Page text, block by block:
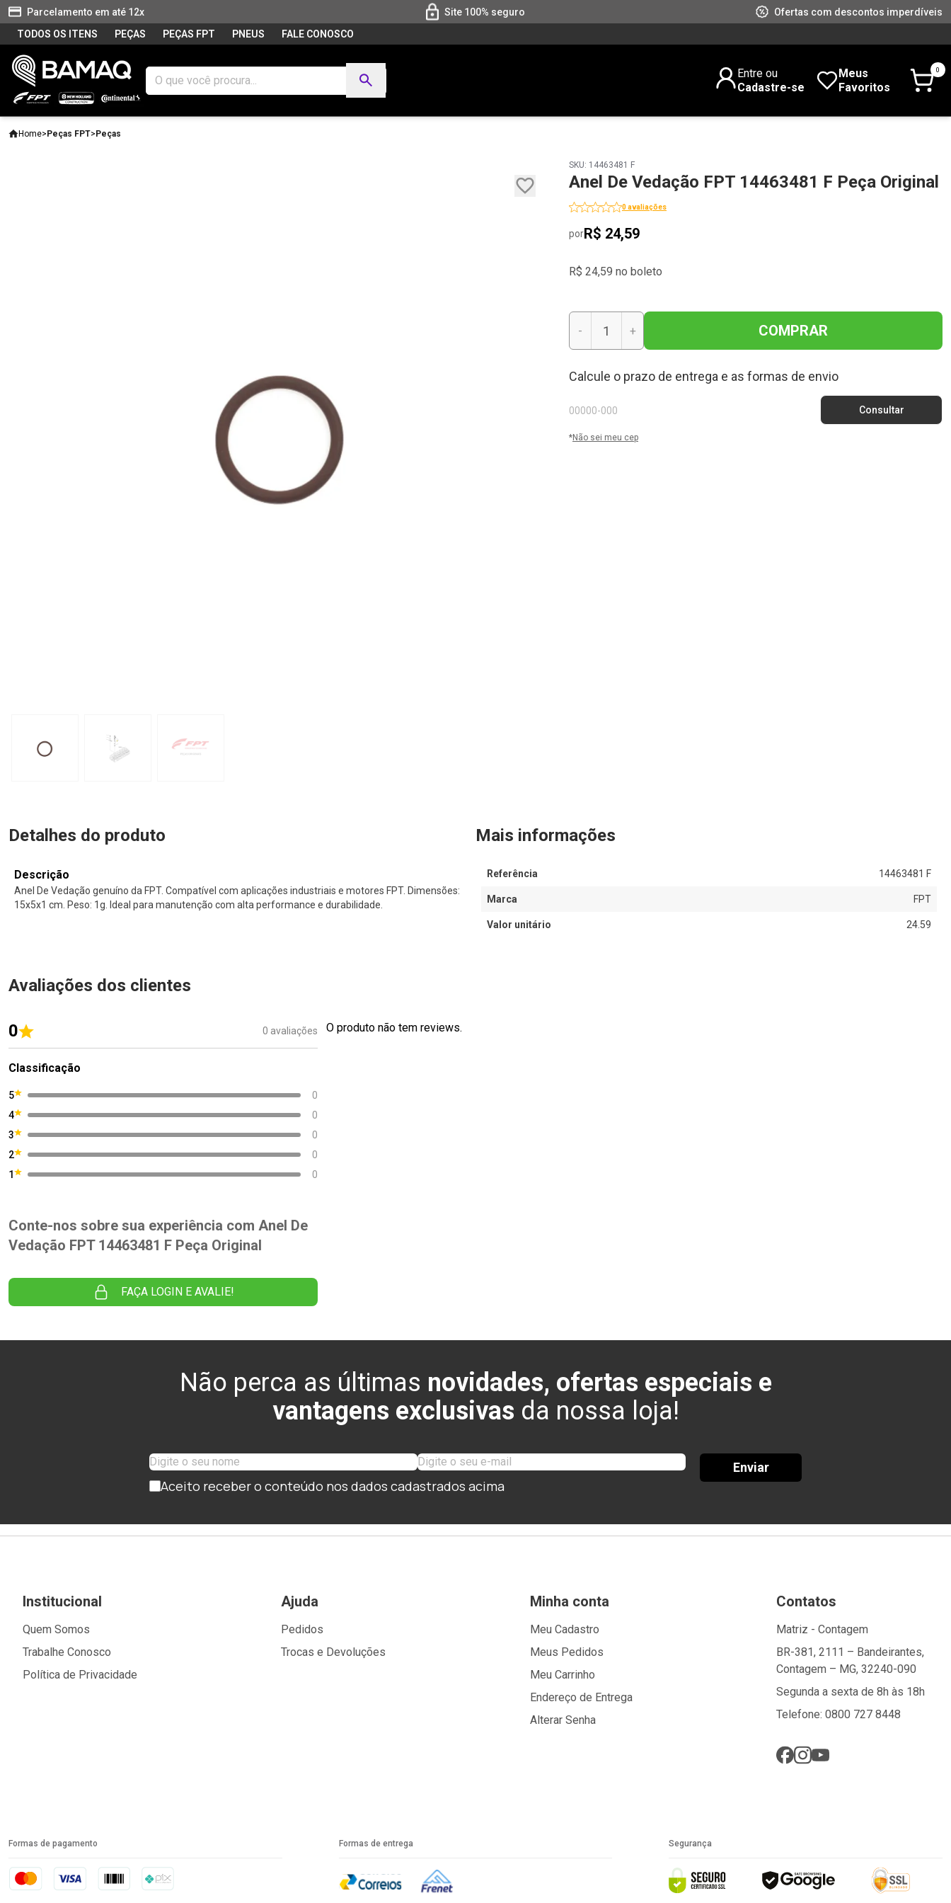
Parcelamento em até 12x Site 100% seguro
Ofertas com descontos imperdíveis
TODOS OS ITENS
PEÇAS PEÇAS FPT PNEUS FALE CONOSCO
Entre ou
Cadastre-se
Meus
Favoritos
0
Home> Peças FPT> Peças
SKU: 14463481 F
Anel De Vedação FPT 14463481 F Peça Original
0 avaliações
porR$ 24,59
R$ 24,59 no boleto
- + COMPRAR
Calcule o prazo de entrega e as formas de envio
*Não sei meu cep
Detalhes do produto
Descrição
Anel De Vedação genuíno da FPT. Compatível com aplicações industriais e motores FPT. Dimensões:
15x5x1 cm. Peso: 1g. Ideal para manutenção com alta performance e durabilidade.
Mais informações
Referência 14463481 F
Marca FPT
Valor unitário 24.59
Avaliações dos clientes
0 0 avaliações
Classificação
5
0
4
0
3
0
2
0
1
0
Conte-nos sobre sua experiência com Anel De
Vedação FPT 14463481 F Peça Original
FAÇA LOGIN E AVALIE!
O produto não tem reviews.
Não perca as últimas novidades, ofertas especiais e
vantagens exclusivas da nossa loja!
Aceito receber o conteúdo nos dados cadastrados acima
Enviar
Institucional
Quem Somos
Trabalhe Conosco
Política de Privacidade
Ajuda
Pedidos
Trocas e Devoluções
Minha conta
Meu Cadastro
Meus Pedidos
Meu Carrinho
Endereço de Entrega
Alterar Senha
Contatos
Matriz - Contagem
BR-381, 2111 – Bandeirantes,
Contagem – MG, 32240-090
Segunda a sexta de 8h às 18h
Telefone: 0800 727 8448
Formas de pagamento Formas de entrega Segurança